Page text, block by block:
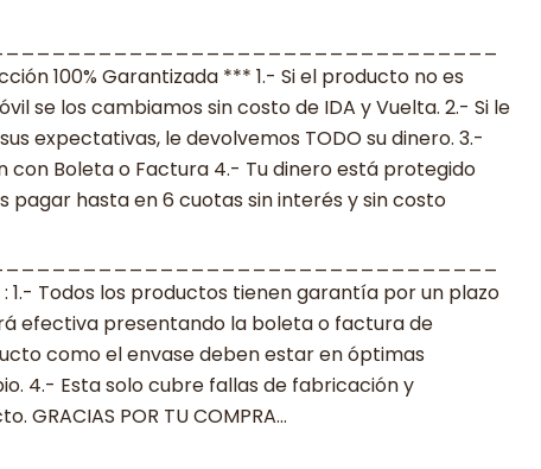
100% Garantizada *** 1.- Si el producto no es
se los cambiamos sin costo de IDA y Vuelta. 2.- Si le
expectativas, le devolvemos TODO su dinero. 3.-
con Boleta o Factura 4.- Tu dinero está protegido
pagar hasta en 6 cuotas sin interés y sin costo
Todos los productos tienen garantía por un plazo
efectiva presentando la boleta o factura de
como el envase deben estar en óptimas
4.- Esta solo cubre fallas de fabricación y
GRACIAS POR TU COMPRA…